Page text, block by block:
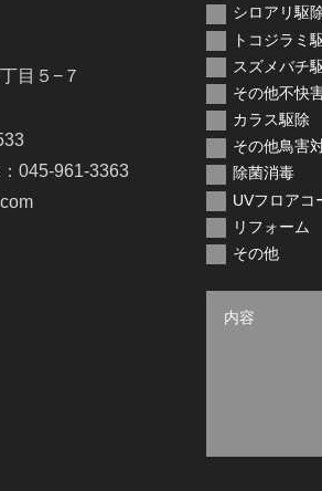
目５−７
045-961-3363
シロアリ駆
トコジラミ
スズメバチ
その他不快
カラス駆除
その他鳥害
除菌消毒
UVフロアコ
リフォーム
その他